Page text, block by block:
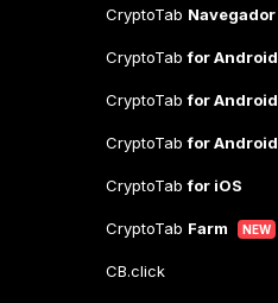
CryptoTab Navegador
CryptoTabfor Android
CryptoTabfor Android
CryptoTabfor Android
CryptoTabfor iOS
CryptoTab Farm NEW
CB.click